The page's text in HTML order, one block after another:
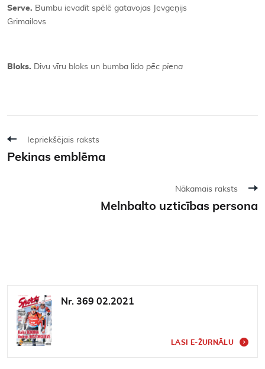
Serve. Bumbu ievadīt spēlē gatavojas Jevgeņijs
Grimailovs
Bloks. Divu vīru bloks un bumba lido pēc piena
Iepriekšējais raksts
Pekinas emblēma
Nākamais raksts
Melnbalto uzticības persona
Nr. 369 02.2021
LASI E-ŽURNĀLU